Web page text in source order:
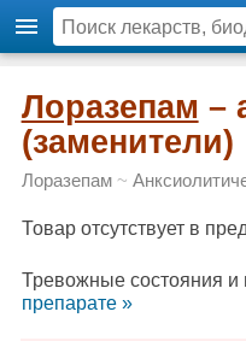
Лоразепам –
(заменители)
Лоразепам~
Товар отсутствует в
Тревожные состояния и
препарате »